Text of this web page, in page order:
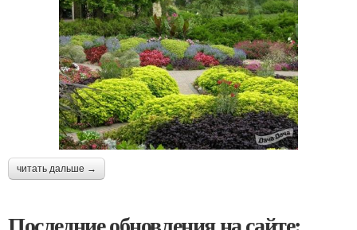
читать дальше →